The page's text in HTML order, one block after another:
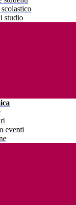
studio
eventi